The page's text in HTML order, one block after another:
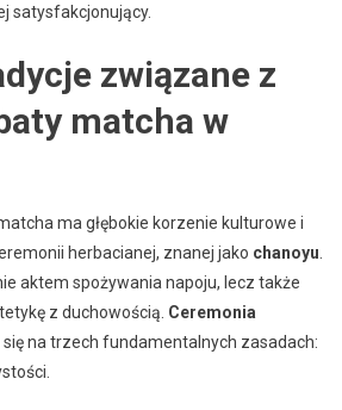
satysfakcjonujący.
związane z
matcha w
ma głębokie korzenie kulturowe i
herbacianej, znanej jako chanoyu
aktem spożywania napoju, lecz także
z duchowością. Ceremonia
się na trzech fundamentalnych zasadach: